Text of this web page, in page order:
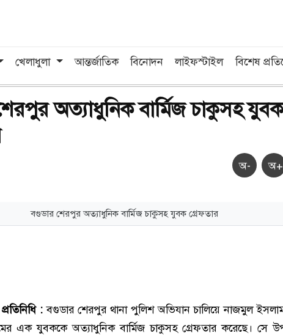
খেলাধুলা আন্তর্জাতিক বিনোদন লাইফস্টাইল বিশেষ
অত্যাধুনিক বার্মিজ চাকুসহ যুবক
অ- অ+
বগুডার শেরপুর অত্যাধুনিক বার্মিজ চাকুসহ যুবক গ্রেফতার
: বগুডার শেরপুর থানা পুলিশ অভিযান চালিয়ে নাজমুল
এক যুবককে অত্যাধুনিক বার্মিজ চাকুসহ গ্রেফতার করেছে। সে